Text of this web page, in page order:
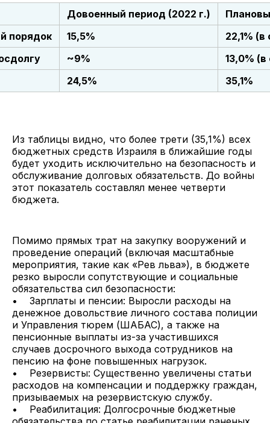
Довоенный период (2022 г.)
порядок
15,5%
22,1%
~9%
13,0%
24,5%
35,1%
Из таблицы видно, что более трети (35,1%) всех
бюджетных средств Израиля в ближайшие годы
будет уходить исключительно на безопасность и
обслуживание долговых обязательств. До войны
этот показатель составлял менее четверти
бюджета.
Помимо прямых трат на закупку вооружений и
проведение операций (включая масштабные
мероприятия, такие как «Рев льва»), в бюджете
резко выросли сопутствующие и социальные
обязательства сил безопасности:
• Зарплаты и пенсии: Выросли расходы на
денежное довольствие личного состава полиции
и Управления тюрем (ШАБАС), а также на
пенсионные выплаты из-за участившихся
случаев досрочного выхода сотрудников на
пенсию на фоне повышенных нагрузок.
• Резервисты: Существенно увеличены статьи
расходов на компенсации и поддержку граждан,
призываемых на резервистскую службу.
• Реабилитация: Долгосрочные бюджетные